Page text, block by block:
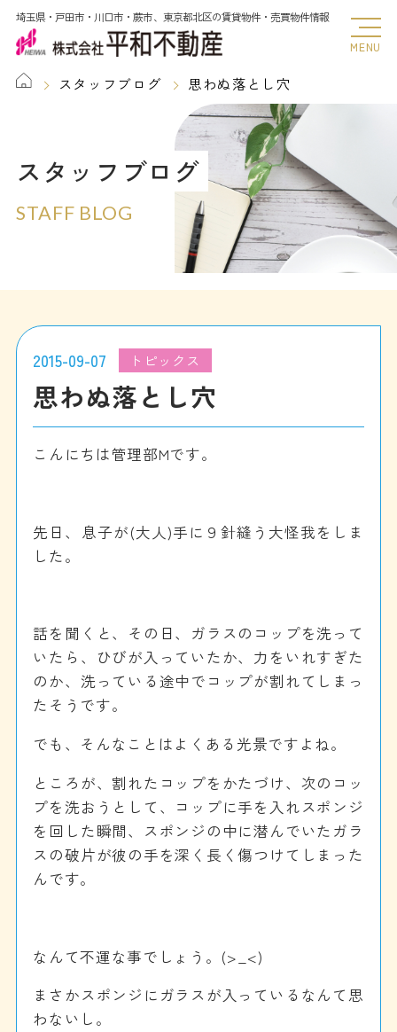
埼玉県・戸田市・川口市・蕨市、東京都北区の賃貸物件・売買物件情報
MENU
スタッフブログ 思わぬ落とし穴
スタッフブログ
STAFF BLOG
2015-09-07 トピックス
思わぬ落とし穴
こんにちは管理部Mです。
先日、息子が(大人)手に９針縫う大怪我をしま
した。
話を聞くと、その日、ガラスのコップを洗って
いたら、ひびが入っていたか、力をいれすぎた
のか、洗っている途中でコップが割れてしまっ
たそうです。
でも、そんなことはよくある光景ですよね。
ところが、割れたコップをかたづけ、次のコッ
プを洗おうとして、コップに手を入れスポンジ
を回した瞬間、スポンジの中に潜んでいたガラ
スの破片が彼の手を深く長く傷つけてしまった
んです。
なんて不運な事でしょう。(>_<)
まさかスポンジにガラスが入っているなんて思
わないし。